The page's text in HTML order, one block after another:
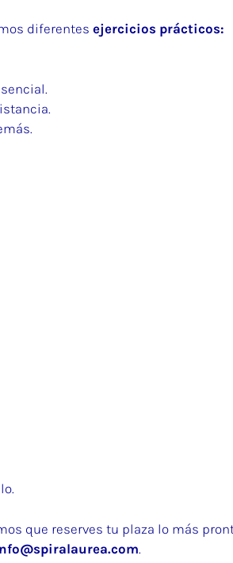
diferentes ejercicios prácticos:
que reserves tu plaza lo más
.